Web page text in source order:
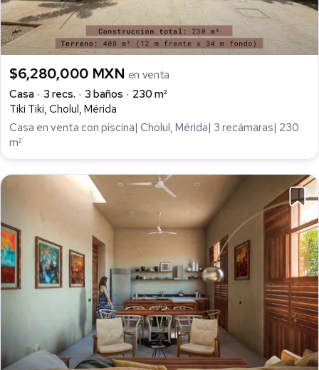
$6,280,000 MXN en venta
Casa
3 recs. 3 baños
230 m²
Tiki Tiki, Cholul, Mérida
Casa en venta con piscina| Cholul, Mérida| 3 recámaras| 230
m²